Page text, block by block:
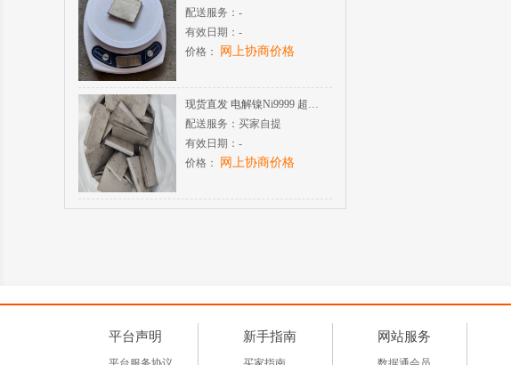
配送服务： -
有效日期： -
价格：
网上协商价格
现货直发 电解镍Ni9999 超高纯度 酸溶氢化性能稳定
配送服务： 买家自提
有效日期： -
价格：
网上协商价格
平台声明 新手指南 网站服务